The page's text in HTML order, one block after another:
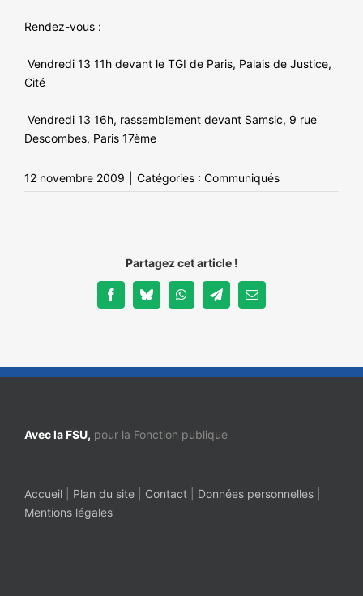
Rendez-vous :
Vendredi 13 11h devant le TGI de Paris, Palais de Justice,
Cité
Vendredi 13 16h, rassemblement devant Samsic, 9 rue
Descombes, Paris 17ème
12 novembre 2009 Catégories : Communiqués
Partagez cet article !
FacebookBlueskyWhatsAppTelegramEmail
Avec la FSU, pour la Fonction publique
Accueil Plan du site Contact Données personnelles
Mentions légales